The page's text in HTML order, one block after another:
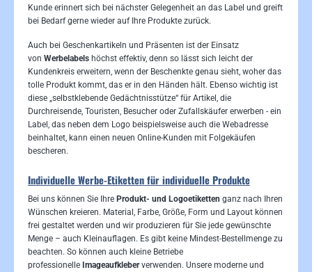
Kunde erinnert sich bei nächster Gelegenheit an das Label und greift
bei Bedarf gerne wieder auf Ihre Produkte zurück.
Auch bei Geschenkartikeln und Präsenten ist der Einsatz
von Werbelabels höchst effektiv, denn so lässt sich leicht der
Kundenkreis erweitern, wenn der Beschenkte genau sieht, woher das
tolle Produkt kommt, das er in den Händen hält. Ebenso wichtig ist
diese „selbstklebende Gedächtnisstütze“ für Artikel, die
Durchreisende, Touristen, Besucher oder Zufallskäufer erwerben - ein
Label, das neben dem Logo beispielsweise auch die Webadresse
beinhaltet, kann einen neuen Online-Kunden mit Folgekäufen
bescheren.
Individuelle Werbe-Etiketten für individuelle Produkte
Bei uns können Sie Ihre Produkt- und Logoetiketten ganz nach Ihren
Wünschen kreieren. Material, Farbe, Größe, Form und Layout können
frei gestaltet werden und wir produzieren für Sie jede gewünschte
Menge – auch Kleinauflagen. Es gibt keine Mindest-Bestellmenge zu
beachten. So können auch kleine Betriebe
professionelle Imageaufkleber verwenden. Unsere moderne und